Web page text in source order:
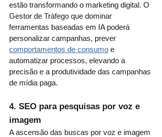
estão transformando o marketing digital. O
Gestor de Tráfego que dominar
ferramentas baseadas em IA poderá
personalizar campanhas, prever
comportamentos de consumo e
automatizar processos, elevando a
precisão e a produtividade das campanhas
de mídia paga.
4. SEO para pesquisas por voz e
imagem
A ascensão das buscas por voz e imagem